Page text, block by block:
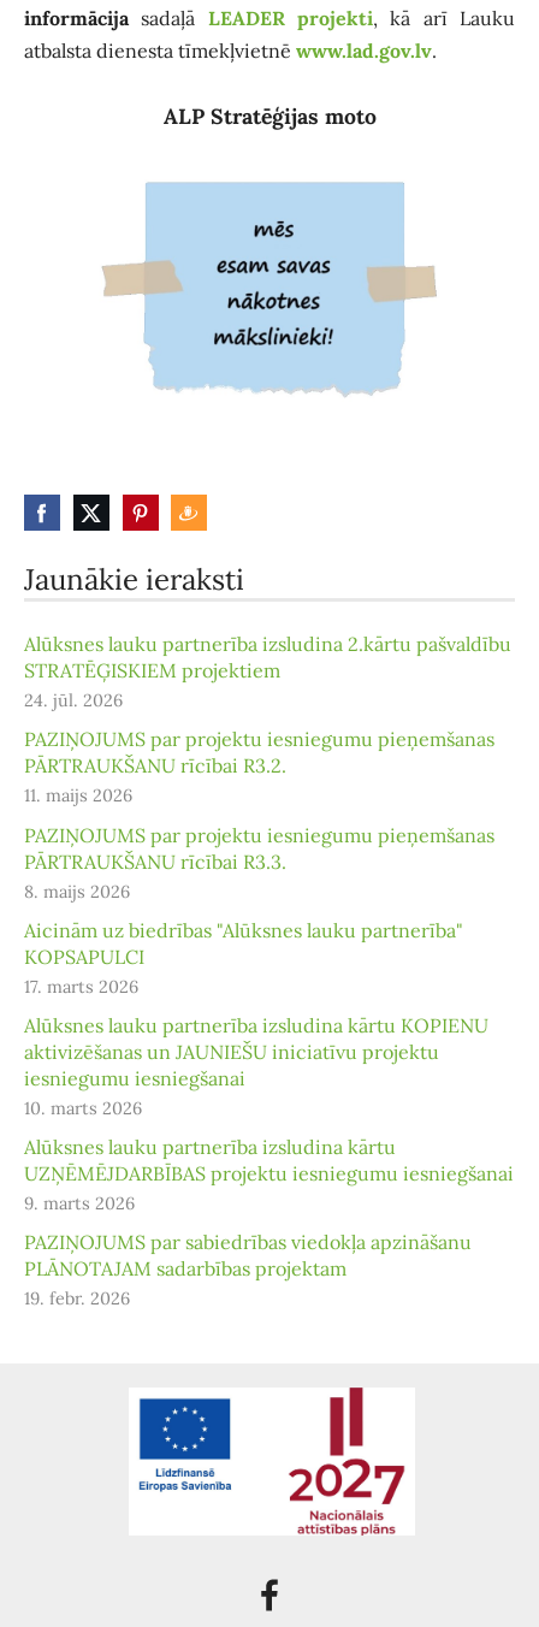
Jaunākie ieraksti
Alūksnes lauku partnerība izsludina 2.kārtu pašvaldību
STRATĒĢISKIEM projektiem
24. jūl. 2026
PAZIŅOJUMS par projektu iesniegumu pieņemšanas
PĀRTRAUKŠANU rīcībai R3.2.
11. maijs 2026
PAZIŅOJUMS par projektu iesniegumu pieņemšanas
PĀRTRAUKŠANU rīcībai R3.3.
8. maijs 2026
Aicinām uz biedrības "Alūksnes lauku partnerība"
KOPSAPULCI
17. marts 2026
Alūksnes lauku partnerība izsludina kārtu KOPIENU
aktivizēšanas un JAUNIEŠU iniciatīvu projektu
iesniegumu iesniegšanai
10. marts 2026
Alūksnes lauku partnerība izsludina kārtu
UZŅĒMĒJDARBĪBAS projektu iesniegumu iesniegšanai
9. marts 2026
PAZIŅOJUMS par sabiedrības viedokļa apzināšanu
PLĀNOTAJAM sadarbības projektam
19. febr. 2026
informācijasadaļā LEADER projekti, kā arī Lauku
atbalsta dienesta tīmekļvietnē www.lad.gov.lv.
ALP Stratēģijas moto